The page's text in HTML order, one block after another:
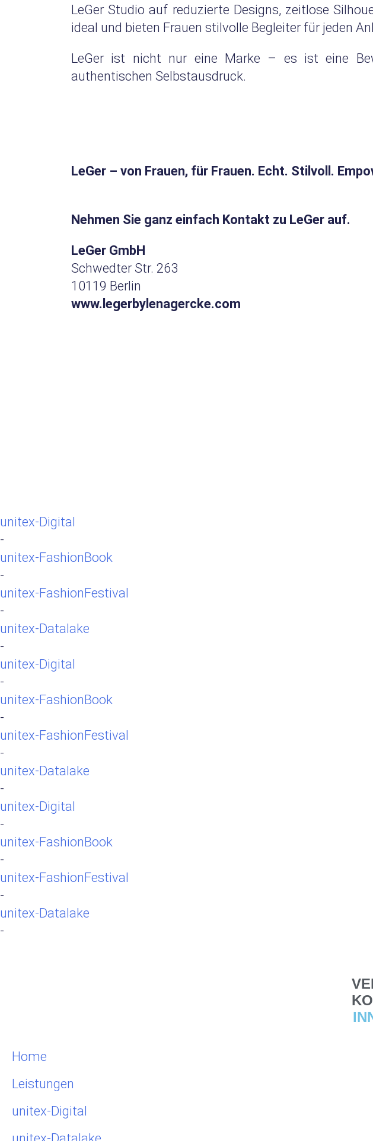
LeGer Studio auf reduzierte Designs, zeitlose
ideal und bieten Frauen stilvolle Begleiter für jeden
LeGer ist nicht nur eine Marke – es ist eine
authentischen Selbstausdruck.
LeGer – von Frauen, für Frauen. Echt. Stilvoll.
Nehmen Sie ganz einfach Kontakt zu LeGer auf.
LeGer GmbH
Schwedter Str. 263
10119 Berlin
www.legerbylenagercke.com
unitex-Digital
-
unitex-FashionBook
-
unitex-FashionFestival
-
unitex-Datalake
-
unitex-Digital
-
unitex-FashionBook
-
unitex-FashionFestival
-
unitex-Datalake
-
unitex-Digital
-
unitex-FashionBook
-
unitex-FashionFestival
-
unitex-Datalake
-
Home
Leistungen
unitex-Digital